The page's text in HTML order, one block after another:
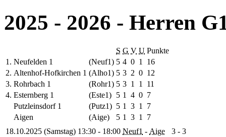
2025 - 2026 - Herren
S G V U Punkte
1. Neufelden 1 (Neuf1) 5 4 0 1
16
2. Altenhof-Hofkirchen 1 (Alho1) 5 3 2 0 12
3. Rohrbach 1 (Rohr1) 5 3 1 1
11
4. Esternberg 1 (Este1) 5 1 4 0 7
Putzleinsdorf 1
(Putz1) 5 1 3 1
7
Aigen
(Aige) 5 1 3 1
7
18.10.2025 (Samstag) 13:30 - 18:00 Neuf1 - Aige 3 - 3